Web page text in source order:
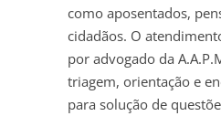
como aposentados,
cidadãos. O
por advogado da
triagem, orientação e
para solução de